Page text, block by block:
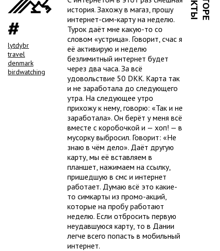
lytdybr
travel
denmark
birdwatching
история. Захожу в магаз, прошу
интернет-сим-карту на неделю.
Турок даёт мне какую-то со
словом «устрица». Говорит, счас я
её активирую и неделю
безлимитный интернет будет
через два часа. За всё
удовольствие 50 DKK. Карта так
и не заработала до следующего
утра. На следующее утро
прихожу к нему, говорю: «Так и не
заработала». Он берёт у меня всё
вместе с коробочкой и — хоп! — в
мусорку выбросил. Говорит: «Не
знаю в чём дело». Даёт другую
карту, мы её вставляем в
планшет, нажимаем на ссылку,
пришедшую в смс и интернет
работает. Думаю всё это какие-
то симкарты из промо-акций,
которые на пробу работают
неделю. Если отбросить первую
неудавшуюся карту, то в Дании
легче всего попасть в мобильный
интернет.